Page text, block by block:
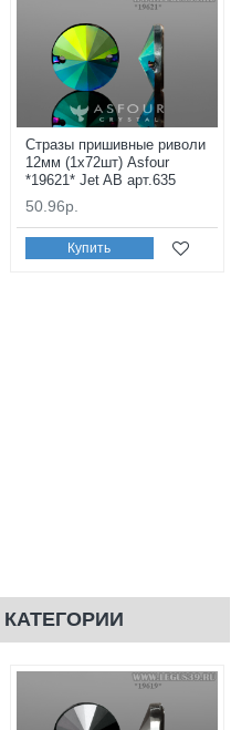
Стразы пришивные риволи
12мм (1x72шт) Asfour
*19621* Jet AB арт.635
50.96р.
Купить